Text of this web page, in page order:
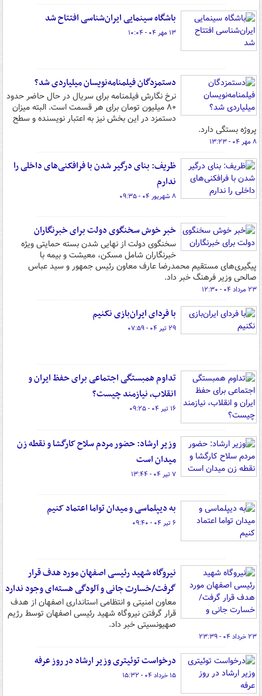
باشگاه سینمایی ایران‌شناسی افتتاح شد
۱۳ مهر ۰۴ - ۱۰:۰۴
دستمزدگان فیلمنامه‌نویسان میلیاردی شد؟
نرخ نگارش فیلمنامه برای سریال در حال حاضر حدود
۸۰ میلیون تومان برای هر قسمت است. البته میزان
دستمزد در این بخش نیز به اعتبار نویسنده و سطح
پروژه بستگی دارد.
۸ مهر ۰۴ - ۱۳:۲۳
ظریف: بنای درگیر شدن با فرافکنی‌های داخلی را
ندارم
۸ شهریور ۰۴ - ۰۹:۳۵
خبر خوش سخنگوی دولت برای خبرنگاران
سخنگوی دولت از نهایی شدن بسته حمایتی ویژه
خبرنگاران شامل مسکن، معیشت و بیمه با
پیگیری‌های مستقیم محمدرضا عارف معاون رئیس جمهور و سید عباس
صالحی وزیر فرهنگ خبر داد.
۲۳ مرداد ۰۴ - ۱۲:۳۰
با فردای ایران‌بازی نکنیم
۲۹ تیر ۰۴ - ۰۷:۵۹
تداوم همبستگی اجتماعی برای حفظ ایران و
انقلاب، نیازمند چیست؟
۱۶ تیر ۰۴ - ۰۹:۲۵
وزیر ارشاد: حضور مردم سلاح کارگشا و نقطه زن
میدان است
۷ تیر ۰۴ - ۱۳:۴۴
به دیپلماسی و میدان تواما اعتماد کنیم
۶ تیر ۰۴ - ۰۹:۴۰
نیروگاه شهید رئیسی اصفهان مورد هدف قرار
گرفت/خسارت جانی و آلودگی هسته‌ای وجود ندارد
معاون امنیتی و انتظامی استانداری اصفهان از هدف
قرار گرفتن نیروگاه شهید رئیسی اصفهان توسط رژیم
صهیونسیتی خبر داد.
۲۳ خرداد ۰۴ - ۲۳:۳۹
درخواست توئیتری وزیر ارشاد در روز عرفه
۱۵ خرداد ۰۴ - ۱۵:۳۲